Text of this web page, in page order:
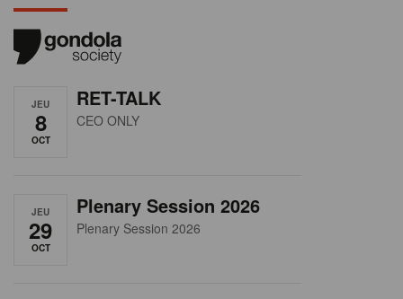
JEU
8
OCT
RET-TALK
CEO ONLY
JEU
29
OCT
Plenary Session 2026
Plenary Session 2026